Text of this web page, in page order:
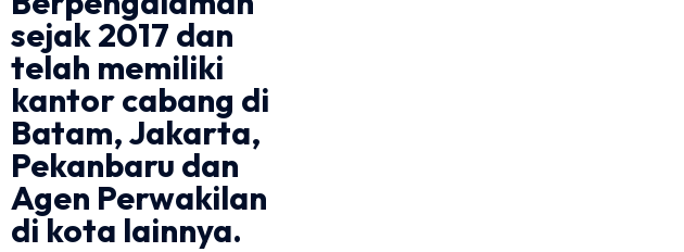
sejak 2017 dan
telah memiliki
kantor cabang di
Batam, Jakarta,
Pekanbaru dan
Agen Perwakilan
di kota lainnya.